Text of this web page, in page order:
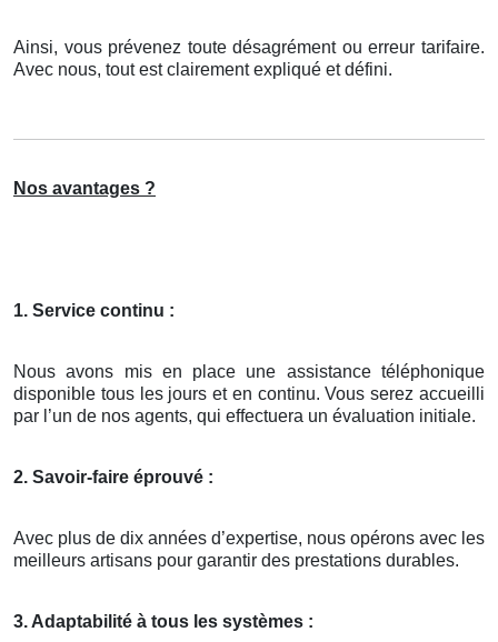
Ainsi, vous prévenez toute désagrément ou erreur tarifaire.
Avec nous, tout est clairement expliqué et défini.
Nos avantages ?
1. Service continu :
Nous avons mis en place une assistance téléphonique
disponible tous les jours et en continu. Vous serez accueilli
par l’un de nos agents, qui effectuera un évaluation initiale.
2. Savoir-faire éprouvé :
Avec plus de dix années d’expertise, nous opérons avec les
meilleurs artisans pour garantir des prestations durables.
3. Adaptabilité à tous les systèmes :